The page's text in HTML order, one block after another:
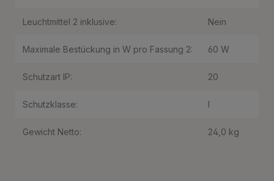
Leuchtmittel 2 inklusive: Nein
Maximale Bestückung in W pro Fassung 2: 60 W
Schutzart IP: 20
Schutzklasse: I
Gewicht Netto: 24,0 kg